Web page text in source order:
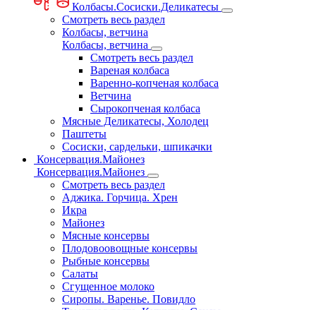
Колбасы.Сосиски.Деликатесы
Смотреть весь раздел
Колбасы, ветчина
Колбасы, ветчина
Смотреть весь раздел
Вареная колбаса
Варенно-копченая колбаса
Ветчина
Сырокопченая колбаса
Мясные Деликатесы, Холодец
Паштеты
Сосиски, сардельки, шпикачки
Консервация.Майонез
Консервация.Майонез
Смотреть весь раздел
Аджика. Горчица. Хрен
Икра
Майонез
Мясные консервы
Плодовоовощные консервы
Рыбные консервы
Салаты
Сгущенное молоко
Сиропы. Варенье. Повидло